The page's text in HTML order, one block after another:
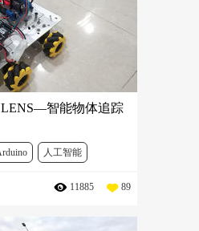
智能物体追踪
人工智能
DFR0191
11885 89